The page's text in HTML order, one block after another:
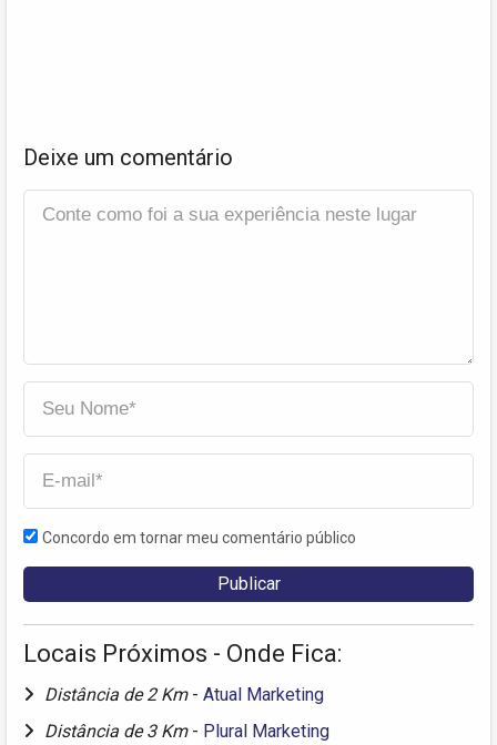
Deixe um comentário
Concordo em tornar meu comentário público
Locais Próximos - Onde Fica:
Distância de 2 Km - Atual Marketing
Distância de 3 Km - Plural Marketing